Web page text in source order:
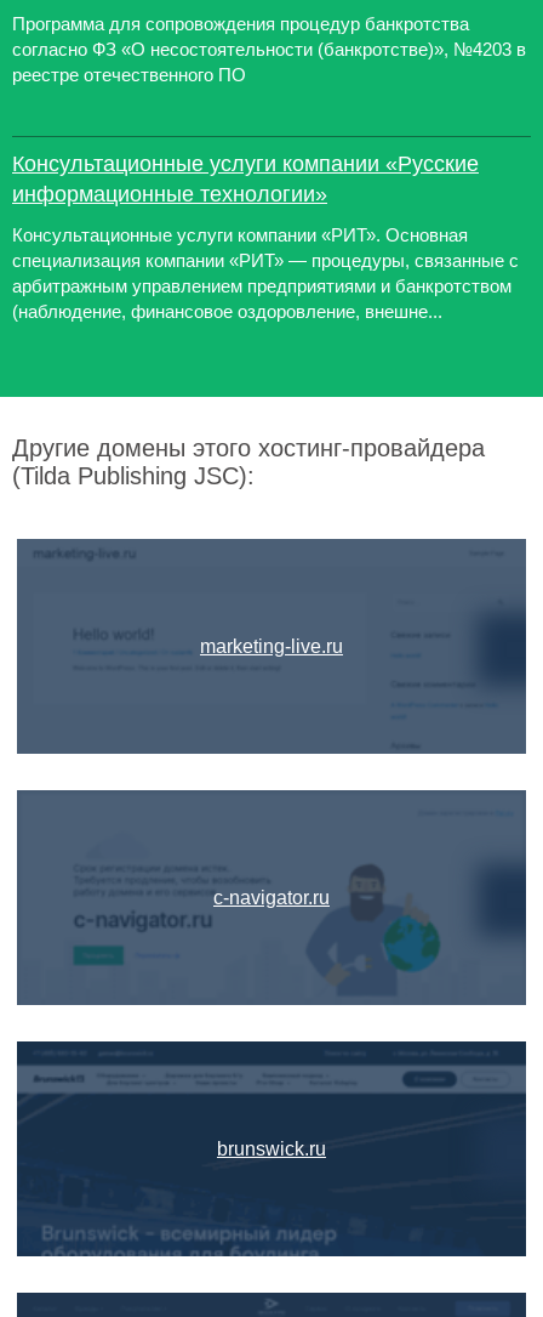
Программа для сопровождения процедур банкротства
согласно ФЗ «О несостоятельности (банкротстве)», №4203 в
реестре отечественного ПО
Консультационные услуги компании «Русские
информационные технологии»
Консультационные услуги компании «РИТ». Основная
специализация компании «РИТ» — процедуры, связанные с
арбитражным управлением предприятиями и банкротством
(наблюдение, финансовое оздоровление, внешне...
Другие домены этого хостинг-провайдера
(Tilda Publishing JSC):
marketing-live.ru
c-navigator.ru
brunswick.ru